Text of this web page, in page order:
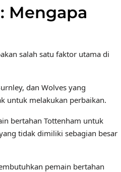
Mengapa
salah satu faktor utama di
dan Wolves yang
untuk melakukan perbaikan.
bertahan Tottenham untuk
tidak dimiliki sebagian besar
pemain bertahan